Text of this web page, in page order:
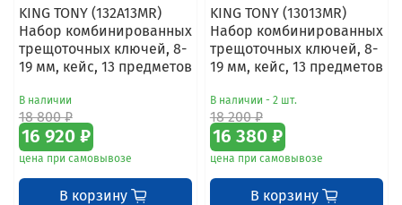
KING TONY (132A13MR)
Набор комбинированных
трещоточных ключей, 8-
19 мм, кейс, 13 предметов
В наличии
18 800 ₽
16 920 ₽
цена при самовывозе
В корзину
KING TONY (13013MR)
Набор комбинированных
трещоточных ключей, 8-
19 мм, кейс, 13 предметов
В наличии - 2 шт.
18 200 ₽
16 380 ₽
цена при самовывозе
В корзину